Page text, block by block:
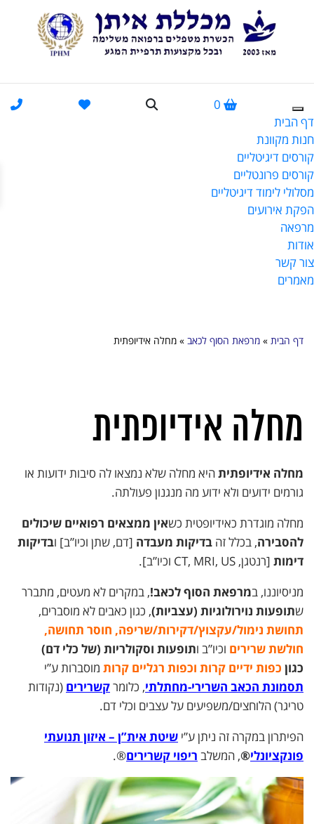
0
דף הבית
חנות מקוונת
קורסים דיגיטליים
קורסים פרונטליים
מסלולי לימוד דיגיטליים
הפקת אירועים
מרפאה
אודות
צור קשר
מאמרים
דף הבית » מרפאת הסוף לכאב » מחלה אידיופתית
מחלה אידיופתית
מחלה אידיופתיתהיא מחלה שלא נמצאו לה סיבות ידועות או
גורמים ידועים ולא ידוע מה מנגנון פעולתה.
מחלה מוגדרת כאידיופטית כשאין ממצאים רפואיים שיכולים
להסבירה, בכלל זה בדיקות מעבדה [דם, שתן וכיו”ב] ובדיקות
דימות [רנטגן, CT, MRI, US וכיו”ב].
מניסיוננו, במרפאת הסוף לכאב!, במקרים לא מעטים, מתברר
שתופעות נוירולוגיות (עצביות), כגון כאבים לא מוסברים,
תחושת נימול/עקצוץ/דקירות/שריפה, חוסר תחושה,
חולשת שרירים וכיו”ב ותופעות וסקולריות (של כלי דם)
כגון כפות ידיים קרות וכפות רגליים קרות מוסברות ע”י
תסמונת הכאב השרירי-מחתלתי, כלומרקשרירים (נקודות
טריגר) הלוחצים/משפיעים על עצבים וכלי דם.
הפיתרון במקרה זה ניתן ע”י שיטת אית”ן – איזון תנועתי
פונקציונלי®, המשלב ריפוי קשרירים®.